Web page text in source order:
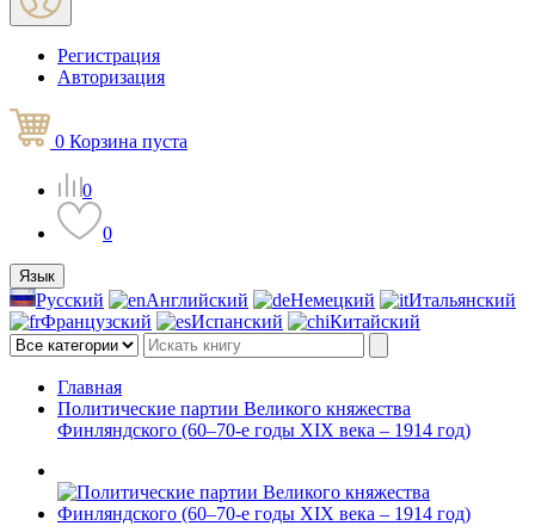
Регистрация
Авторизация
0 Корзина пуста
0
0
Язык
Русский Английский Немецкий
Итальянский
Французский
Испанский Китайский
Главная
Политические партии Великого княжества
Финляндского (60–70-е годы XIX века – 1914 год)